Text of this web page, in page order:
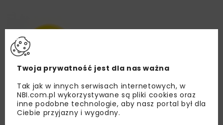
Twoja prywatność jest dla nas ważna
Tak jak w innych serwisach internetowych, w
NBI.com.pl wykorzystywane są pliki cookies oraz
inne podobne technologie, aby nasz portal był dla
Ciebie przyjazny i wygodny.